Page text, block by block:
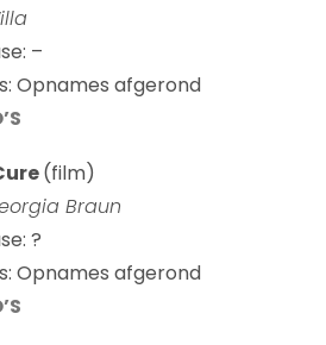
–
Opnames afgerond
(film)
Braun
?
Opnames afgerond